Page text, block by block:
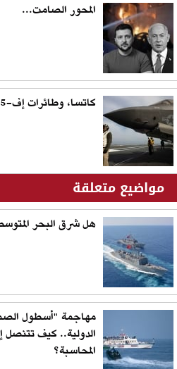
المحور الصامت...
كاتسا، وطائرات إف-35، وحقائق الناتو…
مواضيع متعلقة
هل شرق البحر
مهاجمة "أسطول
الدولية.. كيف تتنصل
المحاسبة؟